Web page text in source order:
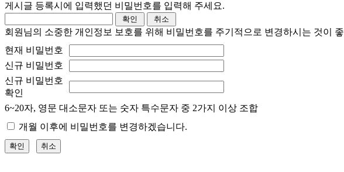
게시글 등록시에 입력했던 비밀번호를 입력해 주세요.
회원님의 소중한 개인정보 보호를 위해 비밀번호를 주기적으로 변경하시는 것이
현재 비밀번호
신규 비밀번호
신규 비밀번호
확인
6~20자, 영문 대소문자 또는 숫자 특수문자 중 2가지 이상 조합
개월 이후에 비밀번호를 변경하겠습니다.
확인 취소